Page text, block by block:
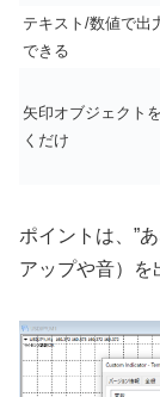
テキスト/数値で出
できる
矢印オブジェクト
くだけ
ポイントは、”
アップや音）を